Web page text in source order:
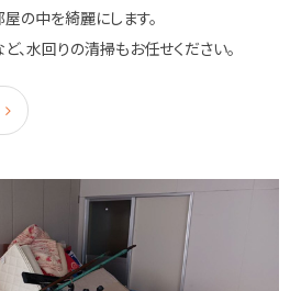
の中を綺麗にします。
、水回りの清掃もお任せください。